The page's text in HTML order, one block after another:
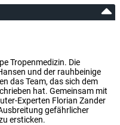
Tropenmedizin. Die
und der rauhbeinige
das Team, das sich dem
hat. Gemeinsam mit
Experten Florian Zander
gefährlicher
ersticken.